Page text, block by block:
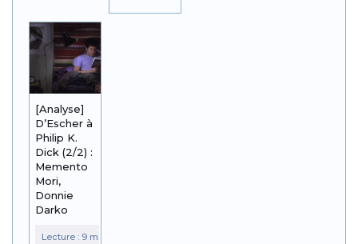
[Analyse]
D’Escher à
Philip K.
Dick (2/2) :
Memento
Mori,
Donnie
Darko